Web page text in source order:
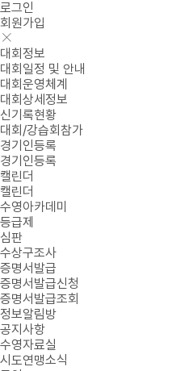
로그인
회원가입
대회정보
대회일정 및 안내
대회운영체계
대회상세정보
신기록현황
대회/강습회참가
경기인등록
경기인등록
캘린더
캘린더
수영아카데미
등급제
심판
수상구조사
증명서발급
증명서발급신청
증명서발급조회
정보알림방
공지사항
수영자료실
시도연맹소식